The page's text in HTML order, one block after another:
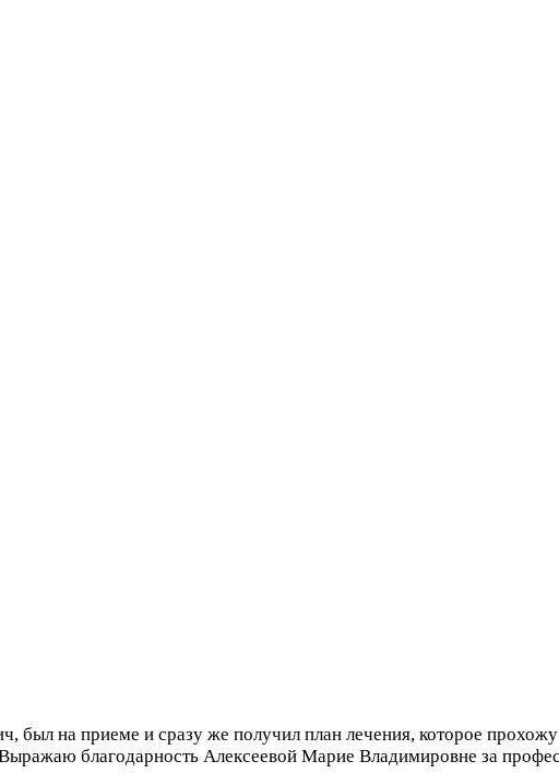
был на приеме и сразу же получил план лечения, которое прохожу
благодарность Алексеевой Марие Владимировне за